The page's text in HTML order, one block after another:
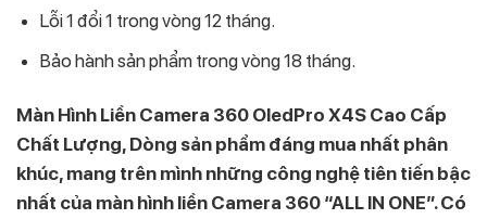
Lỗi 1 đổi 1 trong vòng 12 tháng.
Bảo hành sản phẩm trong vòng 18 tháng.
Màn Hình Liền Camera 360 OledPro X4S Cao Cấp
Chất Lượng, Dòng sản phẩm đáng mua nhất phân
khúc, mang trên mình những công nghệ tiên tiến bậc
nhất của màn hình liền Camera 360 “ALL IN ONE”. Có